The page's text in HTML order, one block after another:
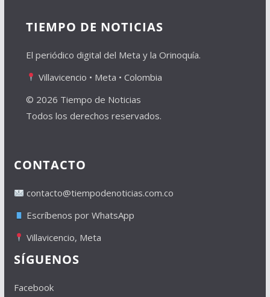
TIEMPO DE NOTICIAS
El periódico digital del Meta y la Orinoquía.
Villavicencio • Meta • Colombia
© 2026 Tiempo de Noticias
Todos los derechos reservados.
CONTACTO
contacto@tiempodenoticias.com.co
Escríbenos por WhatsApp
Villavicencio, Meta
SÍGUENOS
Facebook